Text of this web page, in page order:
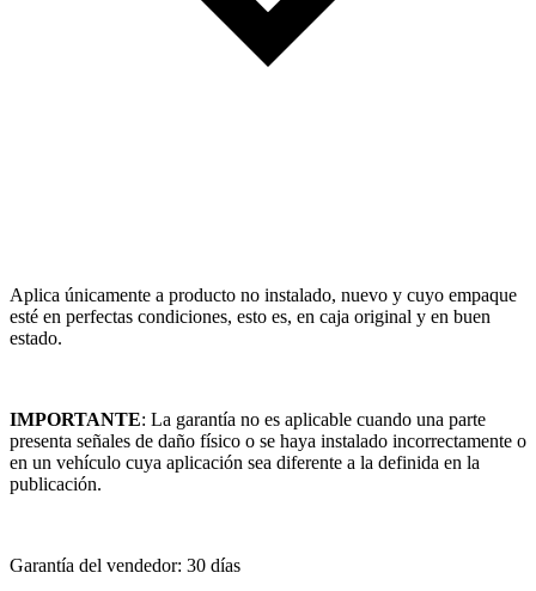
Aplica únicamente a producto no instalado, nuevo y cuyo empaque
esté en perfectas condiciones, esto es, en caja original y en buen
estado.
IMPORTANTE: La garantía no es aplicable cuando una parte
presenta señales de daño físico o se haya instalado incorrectamente o
en un vehículo cuya aplicación sea diferente a la definida en la
publicación.
Garantía del vendedor: 30 días